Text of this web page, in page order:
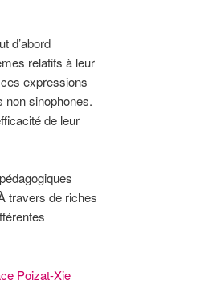
d’abord
relatifs à leur
expressions
non sinophones.
de leur
travers de riches
Poizat-Xie